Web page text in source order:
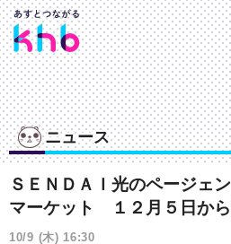
ニュース
ＳＥＮＤＡＩ光のページェ
マーケット １２月５日か
10/9 (木) 16:30